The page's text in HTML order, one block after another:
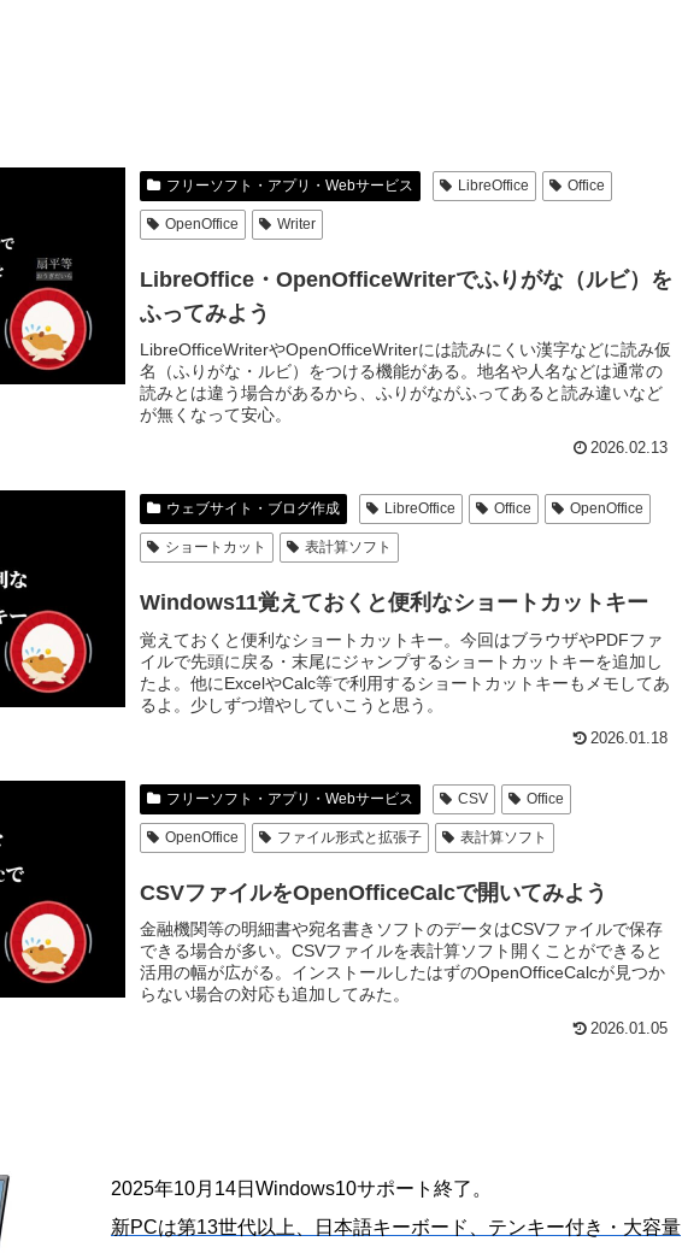
フリーソフト・アプリ・Webサービス LibreOffice Office
OpenOffice Writer
LibreOffice・OpenOfficeWriterでふりがな（ルビ）を
ふってみよう
LibreOfficeWriterやOpenOfficeWriterには読みにくい漢字などに読み仮
名（ふりがな・ルビ）をつける機能がある。地名や人名などは通常の
読みとは違う場合があるから、ふりがながふってあると読み違いなど
が無くなって安心。
2026.02.13
ウェブサイト・ブログ作成 LibreOffice Office OpenOffice
ショートカット 表計算ソフト
Windows11覚えておくと便利なショートカットキー
覚えておくと便利なショートカットキー。今回はブラウザやPDFファ
イルで先頭に戻る・末尾にジャンプするショートカットキーを追加し
たよ。他にExcelやCalc等で利用するショートカットキーもメモしてあ
るよ。少しずつ増やしていこうと思う。
2026.01.18
フリーソフト・アプリ・Webサービス CSV Office
OpenOffice ファイル形式と拡張子 表計算ソフト
CSVファイルをOpenOfficeCalcで開いてみよう
金融機関等の明細書や宛名書きソフトのデータはCSVファイルで保存
できる場合が多い。CSVファイルを表計算ソフト開くことができると
活用の幅が広がる。インストールしたはずのOpenOfficeCalcが見つか
らない場合の対応も追加してみた。
2026.01.05
2025年10月14日Windows10サポート終了。
新PCは第13世代以上、日本語キーボード、テンキー付き・大容量